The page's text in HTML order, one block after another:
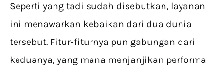
Seperti yang tadi sudah disebutkan, layanan
ini menawarkan kebaikan dari dua dunia
tersebut. Fitur-fiturnya pun gabungan dari
keduanya, yang mana menjanjikan performa